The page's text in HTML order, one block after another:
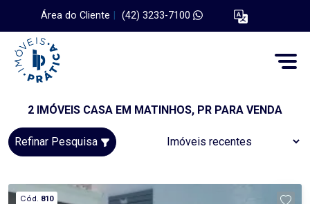
Área do Cliente (42) 3233-7100
2 IMÓVEIS CASA EM MATINHOS, PR PARA VENDA
Refinar Pesquisa
Cód. 810